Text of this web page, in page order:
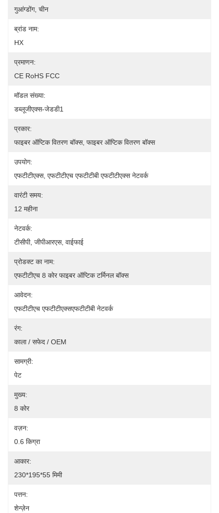
गुआंग्डोंग, चीन
ब्रांड नाम:
HX
प्रमाणन:
CE RoHS FCC
मॉडल संख्या:
डब्लूजीएक्स-जेडडी1
प्रकार:
फाइबर ऑप्टिक वितरण बॉक्स, फाइबर ऑप्टिक वितरण बॉक्स
उपयोग:
एफटीटीएक्स, एफटीटीएच एफटीटीबी एफटीटीएक्स नेटवर्क
वारंटी समय:
12 महीना
नेटवर्क:
टीसीपी, जीपीआरएस, वाईफाई
प्रोडक्ट का नाम:
एफटीटीएच 8 कोर फाइबर ऑप्टिक टर्मिनल बॉक्स
आवेदन:
एफटीटीएच एफटीटीएक्सएफटीटीबी नेटवर्क
रंग:
काला / सफेद / OEM
सामग्री:
पेट
मुख्य:
8 कोर
वज़न:
0.6 किग्रा
आकार:
230*195*55 मिमी
पत्तन:
शेन्ज़ेन